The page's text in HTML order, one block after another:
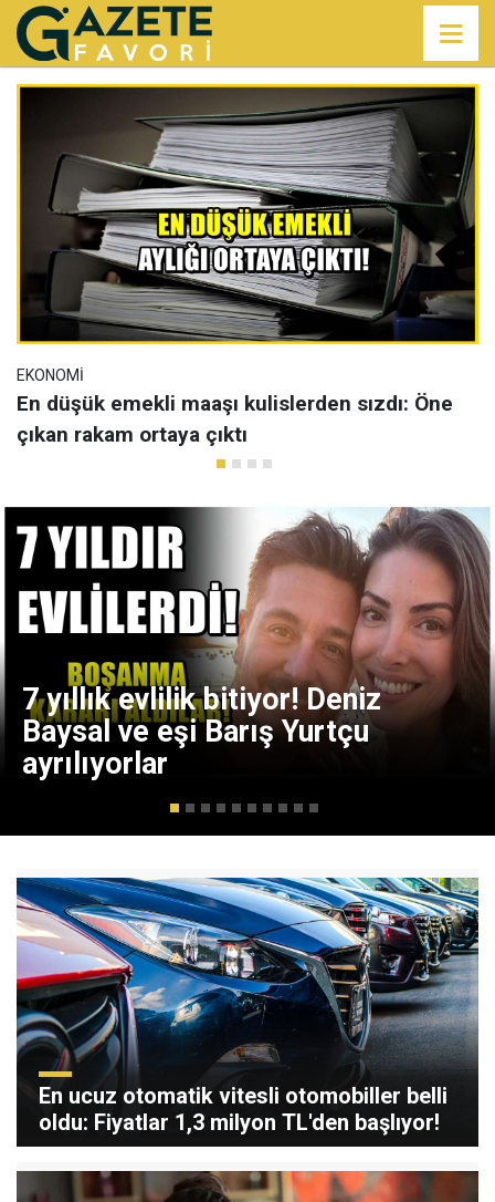
EKONOMI
En düşük emekli maaşı kulislerden sızdı: Öne
çıkan rakam ortaya çıktı
7 yıllık evlilik bitiyor! Deniz
Baysal ve eşi Barış Yurtçu
ayrılıyorlar
En ucuz otomatik vitesli otomobiller belli
oldu: Fiyatlar 1,3 milyon TL'den başlıyor!